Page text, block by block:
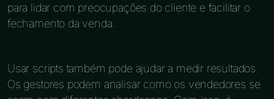
para lidar com preocupações do cliente e facilitar o
fechamento da venda.
Usar scripts também pode ajudar a medir resultados.
Os gestores podem analisar como os vendedores se